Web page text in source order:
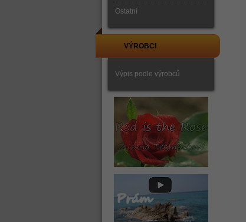
Ostatní
VÝROBCI
Výpis podle výrobců